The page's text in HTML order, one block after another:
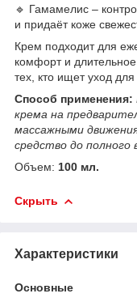
🔹 Гамамелис –
и придаёт коже
Крем подходит для
комфорт и
тех, кто ищет уход
Способ применения:
крема на
массажными
средство до полного
Объем: 100 мл.
Скрыть
Характеристики
Основные